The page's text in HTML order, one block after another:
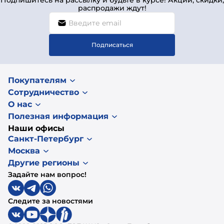
распродажи ждут!
Подписаться
Покупателям
Сотрудничество
О нас
Полезная информация
Наши офисы
Санкт-Петербург
Москва
Другие регионы
Задайте нам вопрос!
Следите за новостями